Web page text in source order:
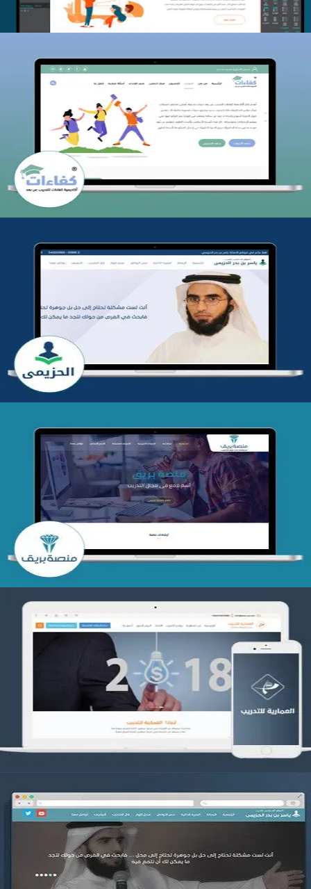
كفاءات للتدريب
التفاصيل
تطوير موقع المدرب ياسر الحزيمي
التفاصيل
تصميم منصة بريق
التفاصيل
تصميم العمارية للتدريب
التفاصيل
موقع ياسر بن بدر الحزيمي